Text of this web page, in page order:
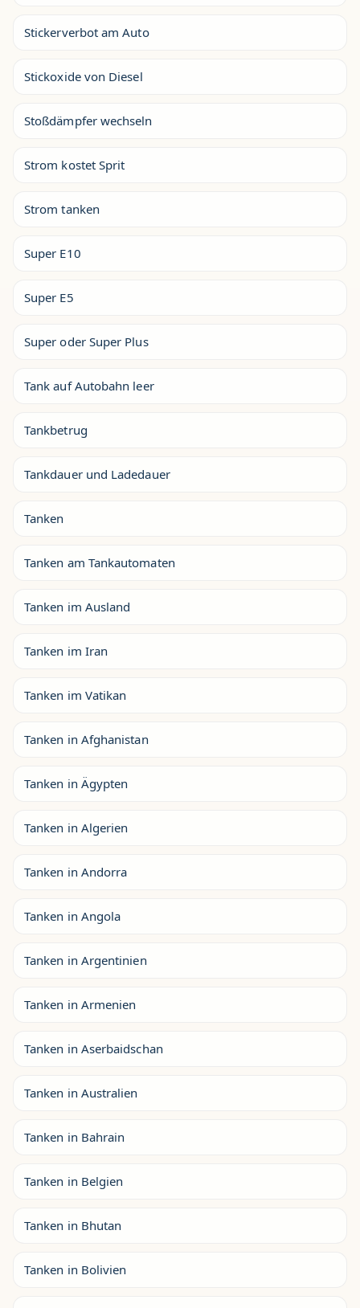
Stickerverbot am Auto
Stickoxide von Diesel
Stoßdämpfer wechseln
Strom kostet Sprit
Strom tanken
Super E10
Super E5
Super oder Super Plus
Tank auf Autobahn leer
Tankbetrug
Tankdauer und Ladedauer
Tanken
Tanken am Tankautomaten
Tanken im Ausland
Tanken im Iran
Tanken im Vatikan
Tanken in Afghanistan
Tanken in Ägypten
Tanken in Algerien
Tanken in Andorra
Tanken in Angola
Tanken in Argentinien
Tanken in Armenien
Tanken in Aserbaidschan
Tanken in Australien
Tanken in Bahrain
Tanken in Belgien
Tanken in Bhutan
Tanken in Bolivien